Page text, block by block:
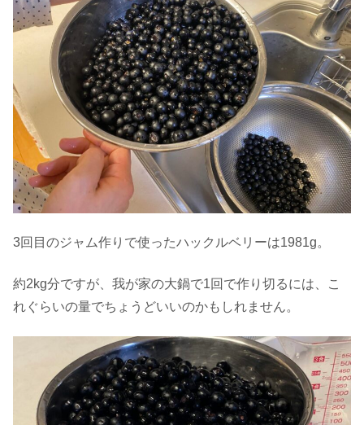
3回目のジャム作りで使ったハックルベリーは1981g。
約2kg分ですが、我が家の大鍋で1回で作り切るには、こ
れぐらいの量でちょうどいいのかもしれません。